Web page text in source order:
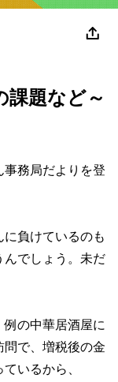
課題など～
務局だよりを登
負けているのも
でしょう。未だ
の中華居酒屋に
で、増税後の金
いるから、